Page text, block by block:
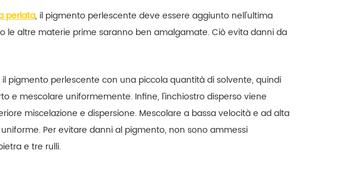
perlata, il pigmento perlescente deve essere aggiunto nell'ultima
le altre materie prime saranno ben amalgamate. Ciò evita danni da
pigmento perlescente con una piccola quantità di solvente, quindi
e mescolare uniformemente. Infine, l'inchiostro disperso viene
miscelazione e dispersione. Mescolare a bassa velocità e ad alta
Per evitare danni al pigmento, non sono ammessi
e tre rulli.